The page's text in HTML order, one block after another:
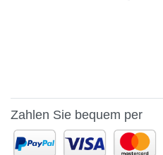
Zahlen Sie bequem per